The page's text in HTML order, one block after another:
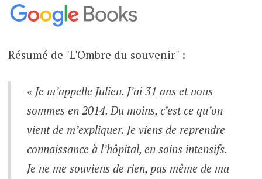
Résumé de "L'Ombre du souvenir" :
« Je m’appelle Julien. J’ai 31 ans et nous
sommes en 2014. Du moins, c’est ce qu’on
vient de m’expliquer. Je viens de reprendre
connaissance à l’hôpital, en soins intensifs.
Je ne me souviens de rien, pas même de ma